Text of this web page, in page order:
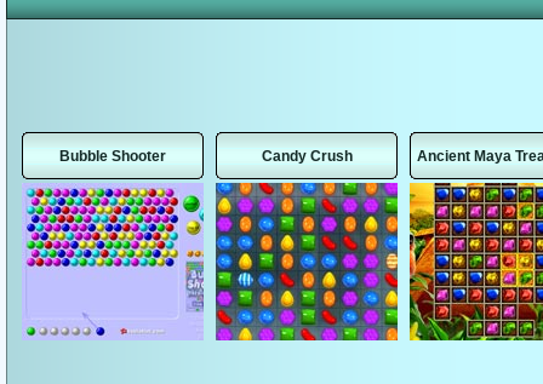
Bubble Shooter Candy Crush Ancient Maya